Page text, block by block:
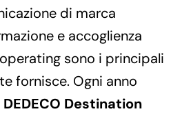
di marca
e accoglienza
sono i principali
fornisce. Ogni anno
DEDECO Destination